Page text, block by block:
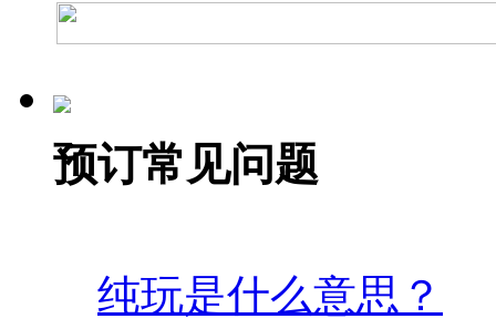
预订常见问题
纯玩是什么意思？